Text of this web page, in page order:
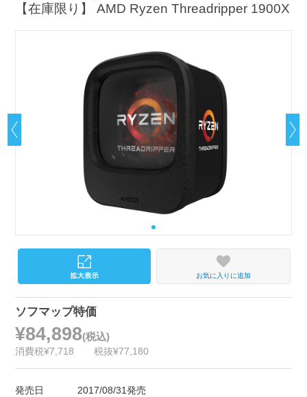
【在庫限り】 AMD Ryzen Threadripper 1900X
お気に入りに追加
ソフマップ特価
¥84,898(税込)
消費税¥7,718 税抜¥77,180
発売日 2017/08/31発売